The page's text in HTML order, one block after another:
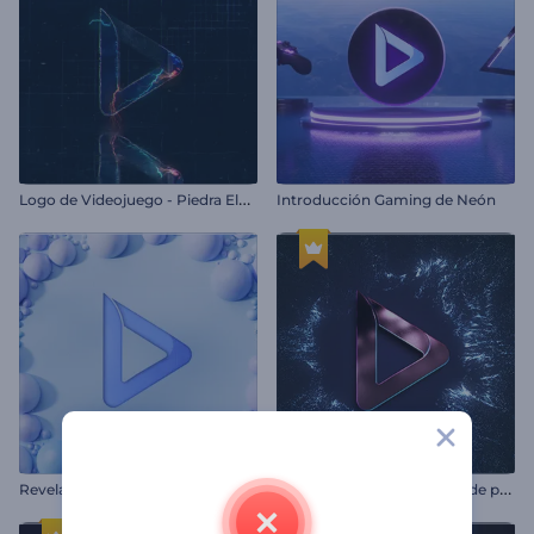
L
ogo de Videojuego - Piedra Electrificada Introducción Gaming de Neón
R
evelación de logo con pelotas suaves I
ntroducción de explosión de partículas radiantes